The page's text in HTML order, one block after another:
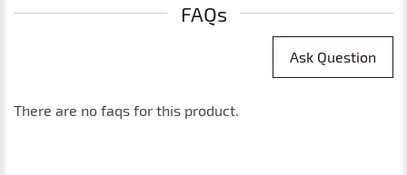
FAQs
Ask Question
There are no faqs for this product.